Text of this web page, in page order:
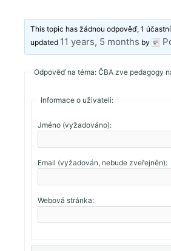
This topic has žádnou odpověď, 1
updated 11 years, 5 months by
Odpověď na téma: ČBA zve pedagogy
Informace o uživateli:
Jméno (vyžadováno):
Email (vyžadován, nebude zveřejněn):
Webová stránka: